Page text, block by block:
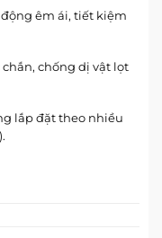
êm ái, tiết kiệm
chống dị vật lọt
lắp đặt theo nhiều